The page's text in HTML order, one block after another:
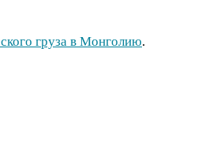
груза в Монголию.